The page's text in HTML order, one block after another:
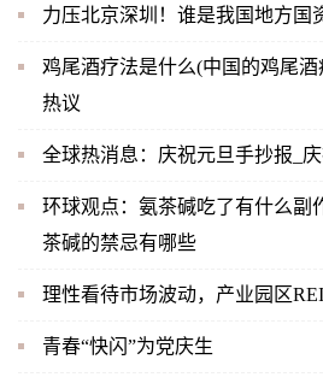
力压北京深圳！谁是我国地方国
鸡尾酒疗法是什么(中国的鸡尾
热议
全球热消息：庆祝元旦手抄报_
环球观点：氨茶碱吃了有什么副
茶碱的禁忌有哪些
理性看待市场波动，产业园区
青春“快闪”为党庆生